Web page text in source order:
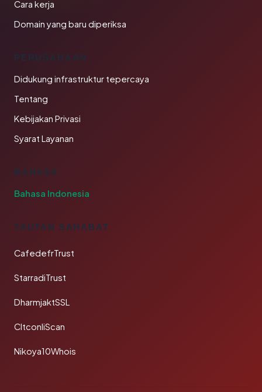
Cara kerja
Domain yang baru diperiksa
PERUSAHAAN
Didukung infrastruktur tepercaya
Tentang
Kebijakan Privasi
Syarat Layanan
BAHASA
Bahasa Indonesia
TAUTAN SAHABAT
CafedefrTrust
StarradiTrust
DharmjaktSSL
CltconliScan
Nikoya10Whois